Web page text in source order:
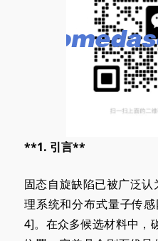
**1. 引言**
固态自旋缺陷已被广泛
理系统和分布式量子传
4]。在众多候选材料中，